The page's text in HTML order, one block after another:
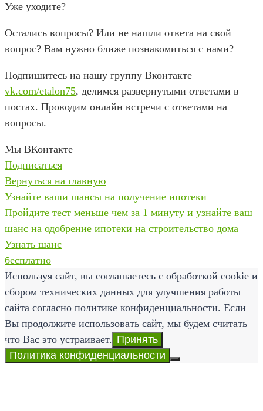
Уже уходите?
Остались вопросы? Или не нашли ответа на свой
вопрос? Вам нужно ближе познакомиться с нами?
Подпишитесь на нашу группу Вконтакте
vk.com/etalon75, делимся развернутыми ответами в
постах. Проводим онлайн встречи с ответами на
вопросы.
Мы ВКонтакте
Подписаться
Вернуться на главную
Узнайте ваши шансы на получение ипотеки
Пройдите тест меньше чем за 1 минуту и узнайте ваш
шанс на одобрение ипотеки на строительство дома
Узнать шанс
бесплатно
Используя сайт, вы соглашаетесь с обработкой cookie и
сбором технических данных для улучшения работы
сайта согласно политике конфиденциальности. Если
Вы продолжите использовать сайт, мы будем считать
что Вас это устраивает. Принять
Политика конфиденциальности